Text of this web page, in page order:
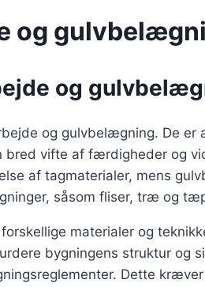
og
og
og gulvbelægning. De er
vifte af færdigheder og
af tagmaterialer, mens
såsom fliser, træ og
materialer og
bygningens struktur og
Dette